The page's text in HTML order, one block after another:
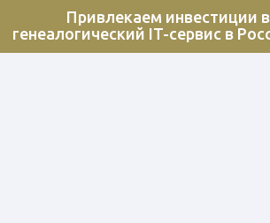
Привлекаем инвестиции
генеалогический IT-сервис в